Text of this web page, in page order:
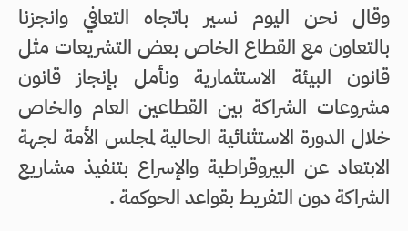
وقال نحن اليوم نسير باتجاه التعافي وانجزنا
بالتعاون مع القطاع الخاص بعض التشريعات مثل
قانون البيئة الاستثمارية ونأمل بإنجاز قانون
مشروعات الشراكة بين القطاعين العام والخاص
خلال الدورة الاستثنائية الحالية لمجلس الأمة لجهة
الابتعاد عن البيروقراطية والإسراع بتنفيذ مشاريع
الشراكة دون التفريط بقواعد الحوكمة .